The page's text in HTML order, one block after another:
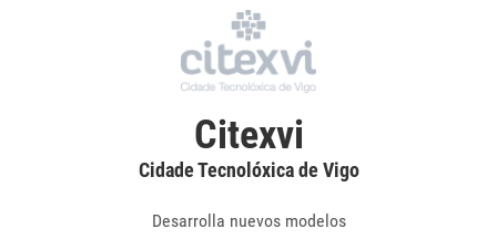
Citexvi
Cidade Tecnolóxica de Vigo
Desarrolla nuevos modelos